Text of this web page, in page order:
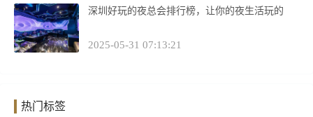
深圳好玩的夜总会排行榜，让你的夜生活玩的
2025-05-31 07:13:21
热门标签